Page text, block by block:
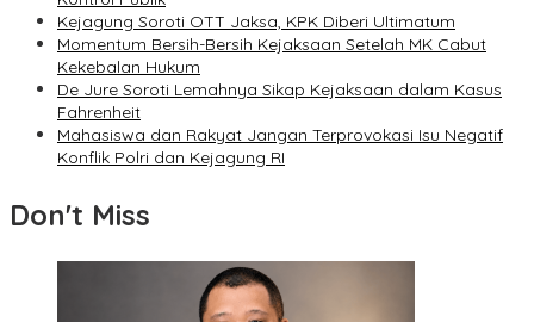
Kejagung Soroti OTT Jaksa, KPK Diberi Ultimatum
Momentum Bersih-Bersih Kejaksaan Setelah MK Cabut
Kekebalan Hukum
De Jure Soroti Lemahnya Sikap Kejaksaan dalam Kasus
Fahrenheit
Mahasiswa dan Rakyat Jangan Terprovokasi Isu Negatif
Konflik Polri dan Kejagung RI
Don't Miss